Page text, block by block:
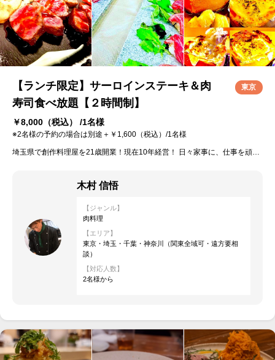
【ランチ限定】サーロインステーキ＆肉
寿司食べ放題【２時間制】
￥8,000 （税込） /1名様
※2名様の予約の場合は別途＋￥1,600（税込）/1名様
東京
埼玉県で創作料理屋を21歳開業！現在10年経営！ 日々家事に、仕事を頑張る女性に喜んで頂けるように、五感で楽しめる料理を作ります！
木村 信悟
【ジャンル】
肉料理
【エリア】
東京・埼玉・千葉・神奈川（関東全域可・遠方要相
談）
【対応人数】
2名様から